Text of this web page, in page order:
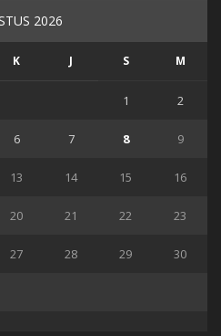
2026
K J S M
1 2
6 7 8 9
13 14 15 16
20 21 22 23
27 28 29 30